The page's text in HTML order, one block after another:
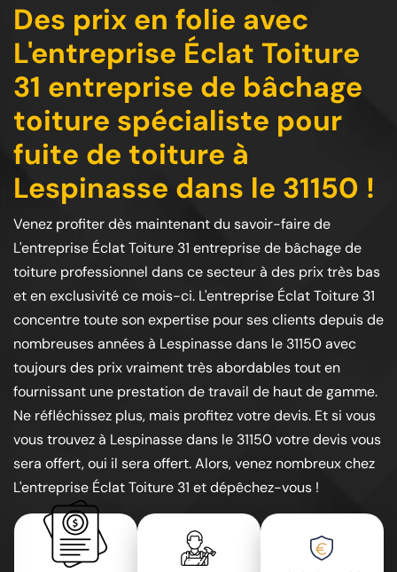
Des prix en folie avec
L'entreprise Éclat Toiture
31 entreprise de bâchage
toiture spécialiste pour
fuite de toiture à
Lespinasse dans le 31150 !
Venez profiter dès maintenant du savoir-faire de
L'entreprise Éclat Toiture 31 entreprise de bâchage de
toiture professionnel dans ce secteur à des prix très bas
et en exclusivité ce mois-ci. L'entreprise Éclat Toiture 31
concentre toute son expertise pour ses clients depuis de
nombreuses années à Lespinasse dans le 31150 avec
toujours des prix vraiment très abordables tout en
fournissant une prestation de travail de haut de gamme.
Ne réfléchissez plus, mais profitez votre devis. Et si vous
vous trouvez à Lespinasse dans le 31150 votre devis vous
sera offert, oui il sera offert. Alors, venez nombreux chez
L'entreprise Éclat Toiture 31 et dépêchez-vous !